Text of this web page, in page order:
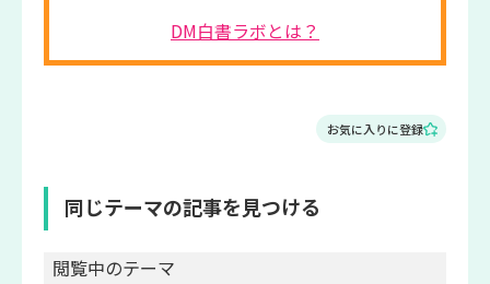
DM白書ラボとは？
お気に入りに登録
同じテーマの記事を見つける
閲覧中のテーマ